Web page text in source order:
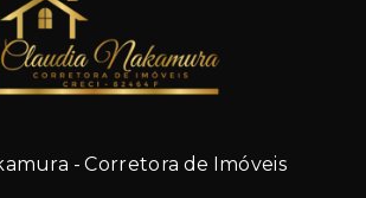
- Corretora de Imóveis